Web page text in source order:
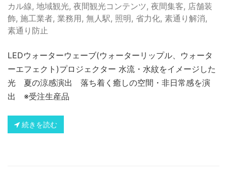
カル線, 地域観光, 夜間観光コンテンツ , 夜間集客, 店舗装
飾, 施工業者, 業務用, 無人駅, 照明, 省力化, 素通り解消,
素通り防止
LEDウォーターウェーブ(ウォーターリップル、ウォータ
ーエフェクト)プロジェクター 水流・水紋をイメージした
光 夏の涼感演出 落ち着く癒しの空間・非日常感を演
出 ※受注生産品
続きを読む